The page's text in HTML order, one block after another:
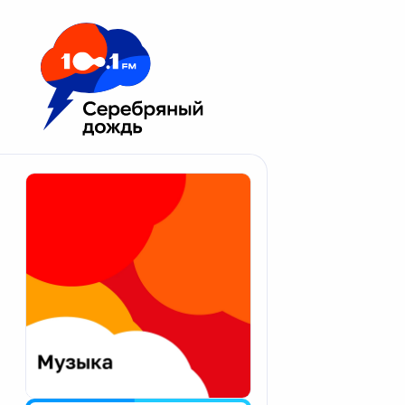
Москва 100.1 FM
Апатиты
Екатеринбург
Калининград
Калуга